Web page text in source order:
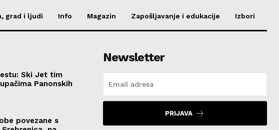
grad i ljudi Info Magazin Zapošljavanje i edukacije Izbori
Ski Jet tim
Panonskih
povezane s
Newsletter
PRIJAVA